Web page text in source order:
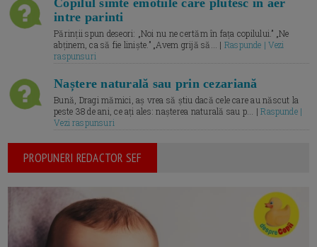
Copilul simte emotiile care plutesc in aer
intre parinti
Părinții spun deseori: „Noi nu ne certăm în fața copilului.” „Ne
abținem, ca să fie liniște.” „Avem grijă să... | Raspunde | Vezi
raspunsuri
Naștere naturală sau prin cezariană
Bună, Dragi mămici, aș vrea să știu dacă cele care au născut la
peste 38 de ani, ce ați ales: nașterea naturală sau p... |Raspunde |
Vezi raspunsuri
PROPUNERI REDACTOR SEF